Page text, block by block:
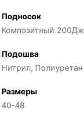
Подносок
Композитный 200Дж
Подошва
Нитрил, Полиуретан
Размеры
40-48